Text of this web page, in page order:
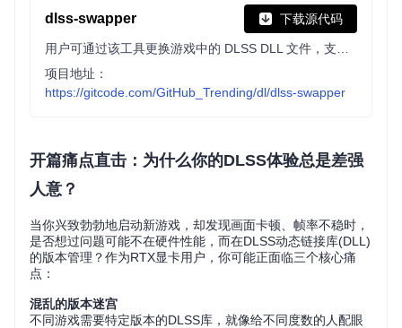
dlss-swapper 下载源代码
项目地址：
https://gitcode.com/GitHub_Trending/dl/dlss-swapper
开篇痛点直击：为什么你的DLSS体验总是差强
人意？
当你兴致勃勃地启动新游戏，却发现画面卡顿、帧率不稳时，
是否想过问题可能不在硬件性能，而在DLSS动态链接库(DLL)
的版本管理？作为RTX显卡用户，你可能正面临三个核心痛
点：
混乱的版本迷宫
不同游戏需要特定版本的DLSS库，就像给不同度数的人配眼